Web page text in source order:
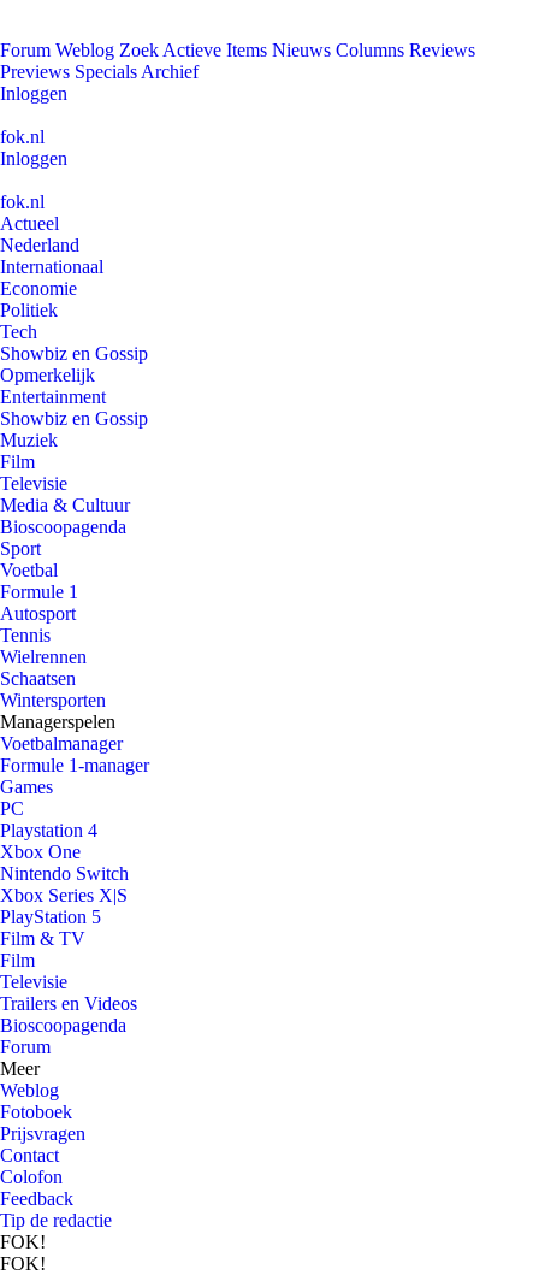
Forum Weblog Zoek Actieve Items Nieuws Columns Reviews
Previews Specials Archief
Inloggen
fok.nl
Inloggen
fok.nl
Actueel
Nederland
Internationaal
Economie
Politiek
Tech
Showbiz en Gossip
Opmerkelijk
Entertainment
Showbiz en Gossip
Muziek
Film
Televisie
Media & Cultuur
Bioscoopagenda
Sport
Voetbal
Formule 1
Autosport
Tennis
Wielrennen
Schaatsen
Wintersporten
Managerspelen
Voetbalmanager
Formule 1-manager
Games
PC
Playstation 4
Xbox One
Nintendo Switch
Xbox Series X|S
PlayStation 5
Film & TV
Film
Televisie
Trailers en Videos
Bioscoopagenda
Forum
Meer
Weblog
Fotoboek
Prijsvragen
Contact
Colofon
Feedback
Tip de redactie
FOK!
FOK!